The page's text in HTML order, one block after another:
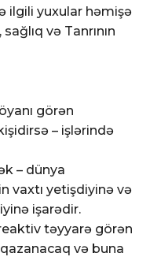
ilgili yuxular həmişə
və Tanrının
görən
– işlərində
– dünya
vaxtı yetişdiyinə və
işarədir.
təyyarə görən
və buna